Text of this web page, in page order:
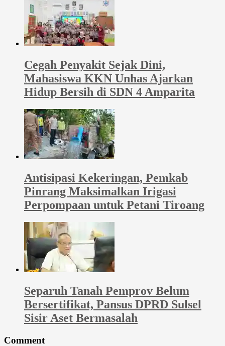
Cegah Penyakit Sejak Dini,
Mahasiswa KKN Unhas Ajarkan
Hidup Bersih di SDN 4 Amparita
Antisipasi Kekeringan, Pemkab
Pinrang Maksimalkan Irigasi
Perpompaan untuk Petani Tiroang
Separuh Tanah Pemprov Belum
Bersertifikat, Pansus DPRD Sulsel
Sisir Aset Bermasalah
Comment